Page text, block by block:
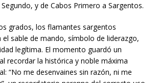
y de Cabos Primero a Sargentos.
grados, los flamantes sargentos
sable de mando, símbolo de liderazgo,
legítima. El momento guardó un
recordar la histórica y noble máxima
“No me desenvaines sin razón, ni me